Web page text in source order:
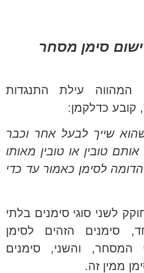
סימן מסחר
המהווה עילת התנגדות
קובע כדלקמן:
שייך לבעל אחר וכבר
טובין או טובין מאותו
לסימן כאמור עד כדי
לשני סוגי סימנים בלתי
סימנים הזהים לסימן
המסחר, והשני, סימנים
ממין זה.